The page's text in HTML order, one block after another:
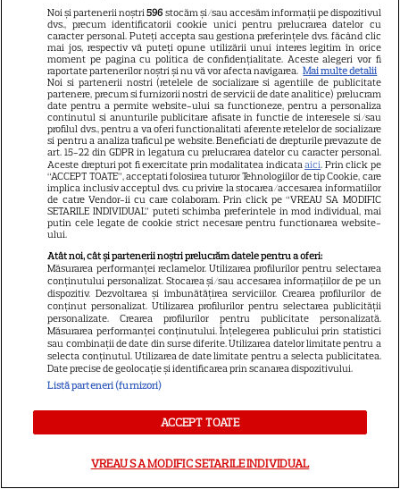
15
De la o viață modestă la sute
de milioane de dolari. Cum a
ajuns Sylvester Stallone unul
dintre cei mai bogați actori de
la Hollywood
5
RECOMANDĂRI
„Vara iubirii” continuă la DIVA!
Filme romantice în premieră și
povești de dragoste de văzut în
august
30
VEDETE ROMÂNEŞTI
Iulia Vântur, aniversare cu
peripeții la 46 de ani: „Camera
mea era plină de inimioare
roșii și cioburi de sticlă”
Noi și partenerii noștri596 stocăm și/sau accesăm informații pe dispozitivul
dvs., precum identificatorii cookie unici pentru prelucrarea datelor cu
caracter personal. Puteți accepta sau gestiona preferințele dvs. făcând clic
mai jos, respectiv vă puteți opune utilizării unui interes legitim în orice
moment pe pagina cu politica de confidențialitate. Aceste alegeri vor fi
raportate partenerilor noștri și nu vă vor afecta navigarea. Mai multe detalii
Noi si partenerii nostri (retelele de socializare si agentiile de publicitate
partenere, precum si furnizorii nostri de servicii de date analitice) prelucram
date pentru a permite website-ului sa functioneze, pentru a personaliza
continutul si anunturile publicitare afisate in functie de interesele si/sau
profilul dvs., pentru a va oferi functionalitati aferente retelelor de socializare
si pentru a analiza traficul pe website. Beneficiati de drepturile prevazute de
art. 15-22 din GDPR in legatura cu prelucrarea datelor cu caracter personal.
Aceste drepturi pot fi exercitate prin modalitatea indicataaici. Prin click pe
“ACCEPT TOATE”, acceptati folosirea tuturor Tehnologiilor de tip Cookie, care
implica inclusiv acceptul dvs. cu privire la stocarea/accesarea informatiilor
de catre Vendor-ii cu care colaboram. Prin click pe “VREAU SA MODIFIC
SETARILE INDIVIDUAL” puteti schimba preferintele in mod individual, mai
putin cele legate de cookie strict necesare pentru functionarea website-
ului.
Atât noi, cât și partenerii noștri prelucrăm datele pentru a oferi:
Măsurarea performanței reclamelor. Utilizarea profilurilor pentru selectarea
conținutului personalizat. Stocarea și/sau accesarea informațiilor de pe un
dispozitiv. Dezvoltarea și îmbunătățirea serviciilor. Crearea profilurilor de
conținut personalizat. Utilizarea profilurilor pentru selectarea publicității
personalizate. Crearea profilurilor pentru publicitate personalizată.
Măsurarea performanței conținutului. Înțelegerea publicului prin statistici
sau combinații de date din surse diferite. Utilizarea datelor limitate pentru a
selecta conținutul. Utilizarea de date limitate pentru a selecta publicitatea.
Date precise de geolocație și identificarea prin scanarea dispozitivului.
Listă parteneri (furnizori)
ACCEPT TOATE
VREAU SA MODIFIC SETARILE INDIVIDUAL